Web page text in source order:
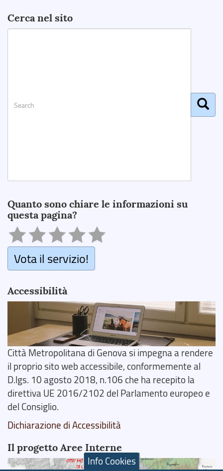
Cerca nel sito
Quanto sono chiare le informazioni su
questa pagina?
Vota il servizio!
Accessibilità
Città Metropolitana di Genova si impegna a rendere
il proprio sito web accessibile, conformemente al
D.lgs. 10 agosto 2018, n.106 che ha recepito la
direttiva UE 2016/2102 del Parlamento europeo e
del Consiglio.
Dichiarazione di Accessibilità
Il progetto Aree Interne
Info Cookies